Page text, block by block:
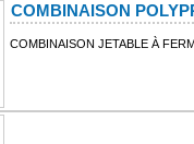
COMBINAISON
COMBINAISON JETABLE À